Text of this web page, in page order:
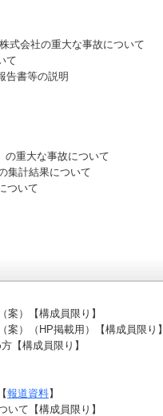
式会社の重大な事故について
て
書等の説明
の重大な事故について
集計結果について
ついて
）【構成員限り】
）（HP掲載用）【構成員限り】
構成員限り】
報道資料】
て【構成員限り】